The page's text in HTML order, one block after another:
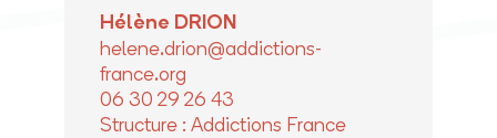
Hélène DRION
helene.drion@addictions-
france.org
06 30 29 26 43
Structure : Addictions France